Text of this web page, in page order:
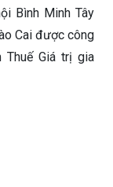
Bình Minh Tây
Cai được công
Giá trị gia